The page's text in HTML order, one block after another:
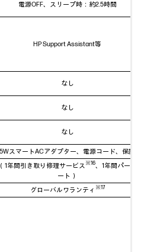
電源OFF、スリープ時：約2.5時間
HP Support Assistant等
なし
なし
なし
スマートACアダプター、電源コード、保証書
1年間引き取り修理サービス※16、1年間パーツ
ート）
グローバルワランティ ※17